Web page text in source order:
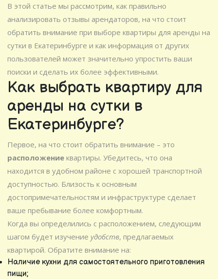
В этой статье мы рассмотрим, как правильно
анализировать отзывы арендаторов, на что стоит
обратить внимание при выборе квартиры для аренды на
сутки в Екатеринбурге и как информация от других
пользователей может значительно упростить ваши
поиски и сделать их более эффективными.
Как выбрать квартиру для
аренды на сутки в
Екатеринбурге?
Первое, на что стоит обратить внимание – это
расположение квартиры. Убедитесь, что она
находится в удобном районе с хорошей транспортной
доступностью. Близость к основным
достопримечательностям и инфраструктуре сделает
ваше пребывание более комфортным.
Когда вы определились с расположением, следующим
шагом будет изучение удобств, предлагаемых
квартирой. Обратите внимание на:
Наличие кухни для самостоятельного приготовления
пищи;